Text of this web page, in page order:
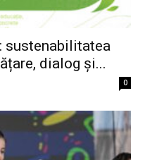
sustenabilitatea
dialog și...
0